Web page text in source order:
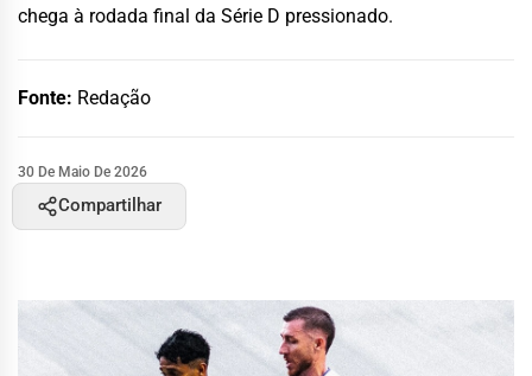
chega à rodada final da Série D pressionado.
Fonte: Redação
30 De Maio De 2026
Compartilhar